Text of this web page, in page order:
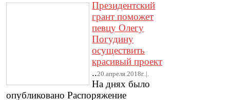
Президентский
грант поможет
певцу Олегу
Погудину
осуществить
красивый проект
..20.апреля.2018г..|.
На днях было
опубликовано Распоряжение